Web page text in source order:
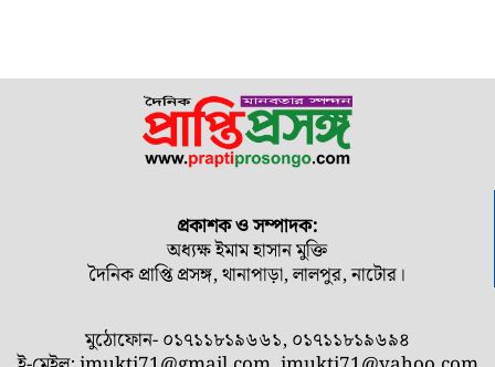
প্রকাশক ও সম্পাদক:
অধ্যক্ষ ইমাম হাসান মুক্তি
দৈনিক প্রাপ্তি প্রসঙ্গ, থানাপাড়া, লালপুর, নাটোর।
মুঠোফোন- ০১৭১১৮১৯৬৬১, ০১৭১১৮১৯৬৯৪